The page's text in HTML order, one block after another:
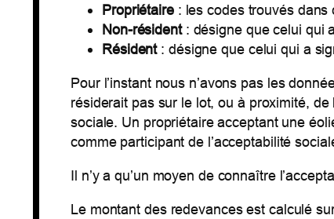
Propriétaire : les codes trouvés dans
Non-résident: désigne que celui qui
Résident : désigne que celui qui a
Pour l’instant nous n’avons pas les
résiderait pas sur le lot, ou à proximité,
sociale. Un propriétaire acceptant une
comme participant de l’acceptabilité
Il n’y a qu’un moyen de connaître
Le montant des redevances est calculé